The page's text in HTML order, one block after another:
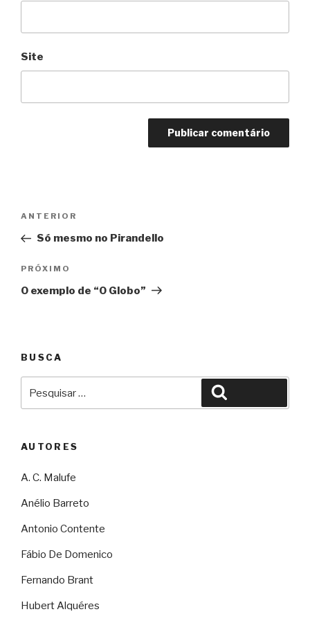
Site
Post
Anterior
ANTERIOR
Só mesmo no Pirandello
Próximo
PRÓXIMO
O exemplo de “O Globo”
BUSCA
AUTORES
A. C. Malufe
Anélio Barreto
Antonio Contente
Fábio De Domenico
Fernando Brant
Hubert Alquéres